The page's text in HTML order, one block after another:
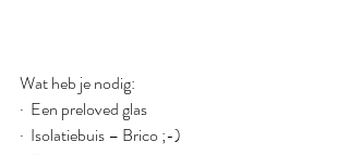
Wat heb je nodig:
·  Een preloved glas
·  Isolatiebuis – Brico ;-)